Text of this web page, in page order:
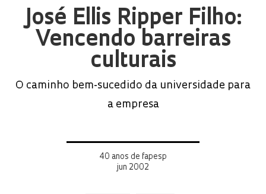
José Ellis Ripper Filho:
Vencendo barreiras
culturais
O caminho bem-sucedido da universidade para
a empresa
40 anos de fapesp
jun 2002